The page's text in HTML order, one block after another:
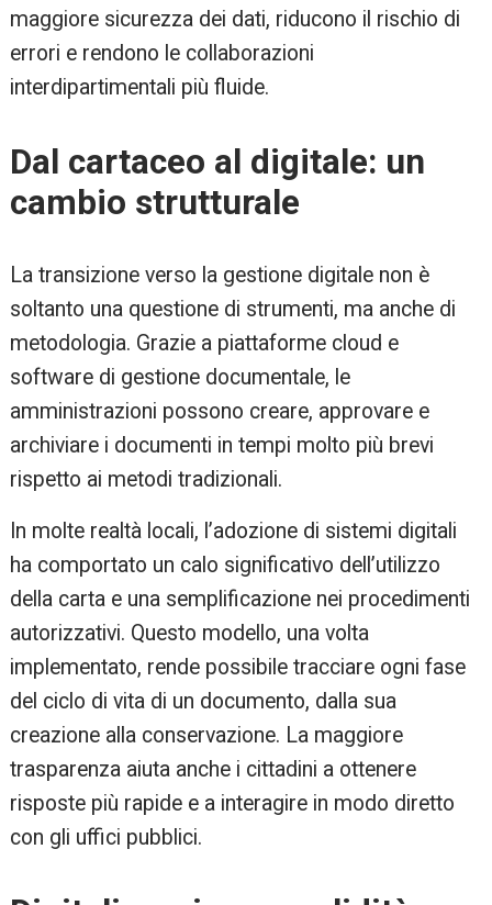
maggiore sicurezza dei dati, riducono il rischio di
errori e rendono le collaborazioni
interdipartimentali più fluide.
Dal cartaceo al digitale: un
cambio strutturale
La transizione verso la gestione digitale non è
soltanto una questione di strumenti, ma anche di
metodologia. Grazie a piattaforme cloud e
software di gestione documentale, le
amministrazioni possono creare, approvare e
archiviare i documenti in tempi molto più brevi
rispetto ai metodi tradizionali.
In molte realtà locali, l’adozione di sistemi digitali
ha comportato un calo significativo dell’utilizzo
della carta e una semplificazione nei procedimenti
autorizzativi. Questo modello, una volta
implementato, rende possibile tracciare ogni fase
del ciclo di vita di un documento, dalla sua
creazione alla conservazione. La maggiore
trasparenza aiuta anche i cittadini a ottenere
risposte più rapide e a interagire in modo diretto
con gli uffici pubblici.